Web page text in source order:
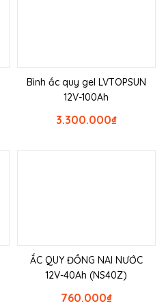
Bình ắc quy gel LVTOPSUN
12V-100Ah
₫
3.300.000
ẮC QUY ĐỒNG NAI NƯỚC
12V-40Ah (NS40Z)
₫
760.000